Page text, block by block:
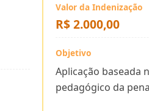
Valor da Indenização
R$ 2.000,00
Objetivo
Aplicação baseada
pedagógico da